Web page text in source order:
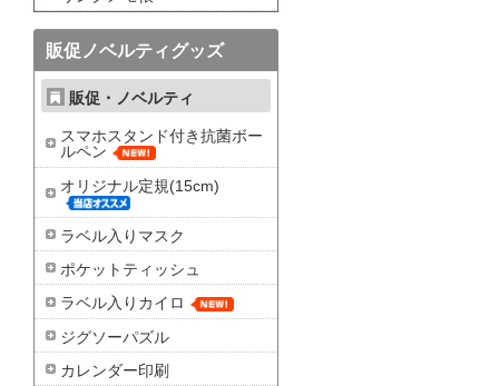
販促ノベルティグッズ
販促・ノベルティ
スマホスタンド付き抗菌ボー
ルペン
オリジナル定規(15cm)
ラベル入りマスク
ポケットティッシュ
ラベル入りカイロ
ジグソーパズル
カレンダー印刷